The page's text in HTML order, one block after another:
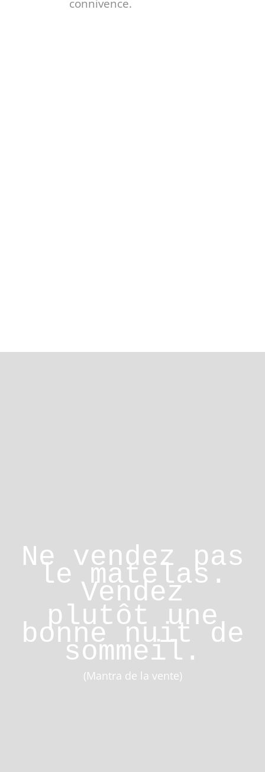
connivence.
Ne vendez pas
le matelas.
Vendez
plutôt une
bonne nuit de
sommeil.
(Mantra de la vente)